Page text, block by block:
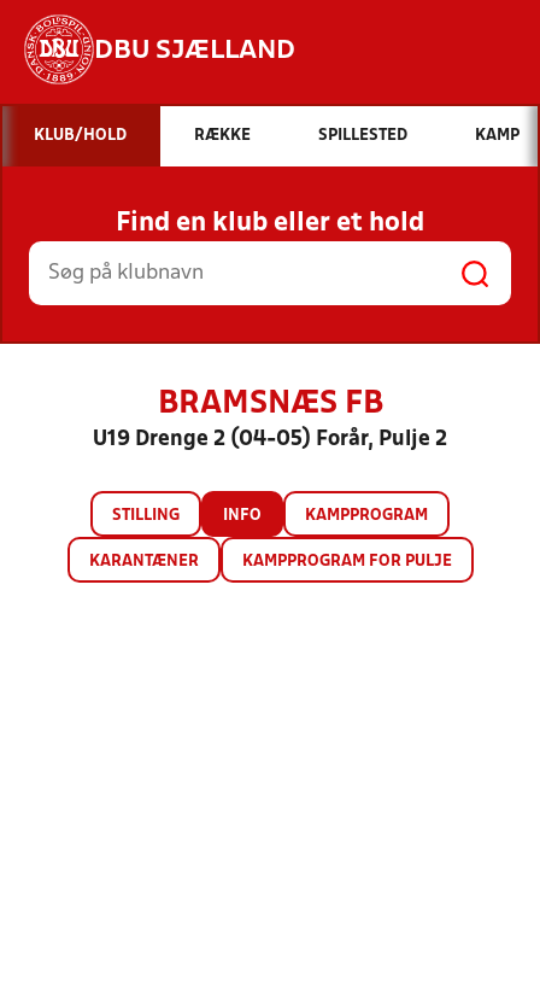
DBU SJÆLLAND
Hvad vil du søge efter?
INDHOLD OG NYHEDER
STILLINGER, RESULTATER, KLUBBER OG
HOLD
KLUB/HOLD RÆKKE SPILLESTED KAMP
Find en klub eller et hold
BRAMSNÆS FB
U19 Drenge 2 (04-05) Forår, Pulje 2
STILLING INFO KAMPPROGRAM
KARANTÆNER KAMPPROGRAM FOR PULJE